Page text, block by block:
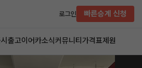
로그인 빠른승계 신청
출고이어카소식커뮤니티 가격표제원